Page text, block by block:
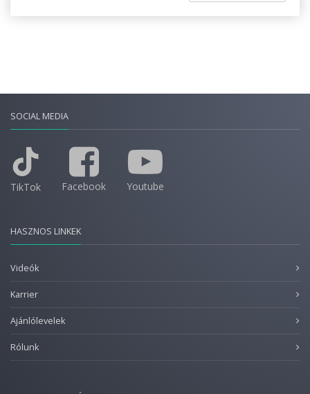
SOCIAL MEDIA
TikTok Facebook Youtube
HASZNOS LINKEK
Videók
Karrier
Ajánlólevelek
Rólunk